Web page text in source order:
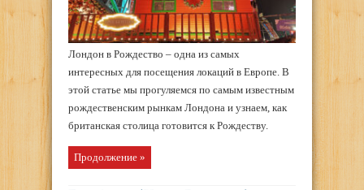
Лондон в Рождество – одна из самых
интересных для посещения локаций в Европе. В
этой статье мы прогуляемся по самым известным
рождественским рынкам Лондона и узнаем, как
британская столица готовится к Рождеству.
Продолжение »